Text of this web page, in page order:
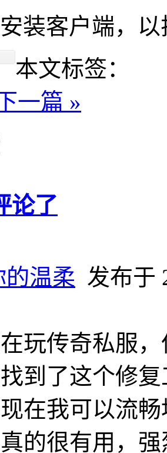
装客户端，
本文标签：
一篇 »
论了
的温柔 发布于
玩传奇私服
到了这个修
在我可以流
的很有用，